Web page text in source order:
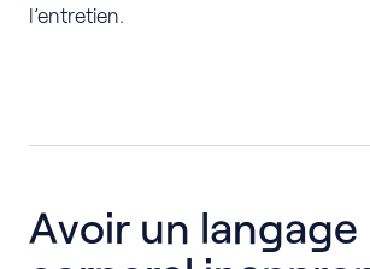
l’entretien.
Avoir un langage